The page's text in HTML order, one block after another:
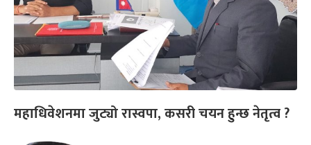
महाधिवेशनमा जुट्यो रास्वपा, कसरी चयन हुन्छ नेतृत्व ?